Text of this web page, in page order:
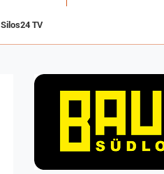
Silos24 TV